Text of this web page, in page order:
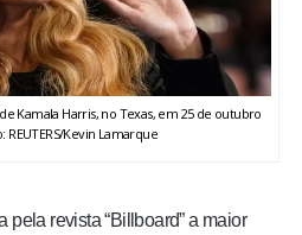
Kamala Harris, no Texas, em 25 de outubro
REUTERS/Kevin Lamarque
pela revista “Billboard” a maior